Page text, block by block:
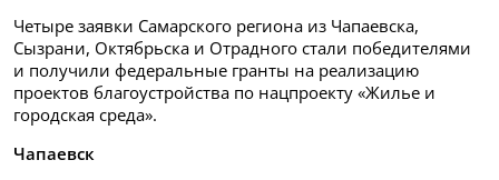
Четыре заявки Самарского региона из Чапаевска,
Сызрани, Октябрьска и Отрадного стали победителями
и получили федеральные гранты на реализацию
проектов благоустройства по нацпроекту «Жилье и
городская среда».
Чапаевск